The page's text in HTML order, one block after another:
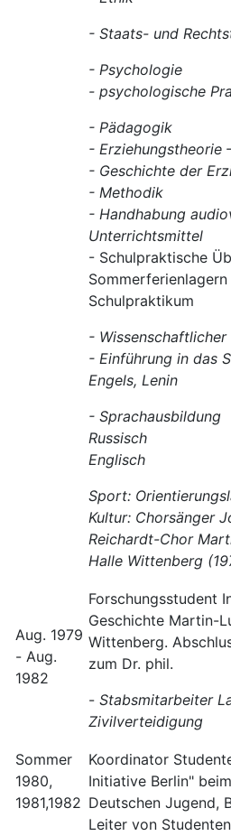
- Staats- und
- Psychologie
- psychologische
- Pädagogik
- Erziehungstheorie
- Geschichte der
- Methodik
- Handhabung
Unterrichtsmittel
- Schulpraktische
Schulpraktikum
- Wissenschaftlicher
- Einführung in das
Engels, Lenin
- Sprachausbildung
Russisch
Englisch
Sport:
Kultur: Chorsänger
Reichardt-Chor
Halle Wittenberg
Aug. 1979
- Aug.
1982
Forschungsstudent
Geschichte Martin-
Wittenberg.
zum Dr. phil.
- Stabsmitarbeiter
Zivilverteidigung
Sommer
1980,
1981,1982
Koordinator
Initiative Berlin"
Deutschen Jugend,
Leiter von